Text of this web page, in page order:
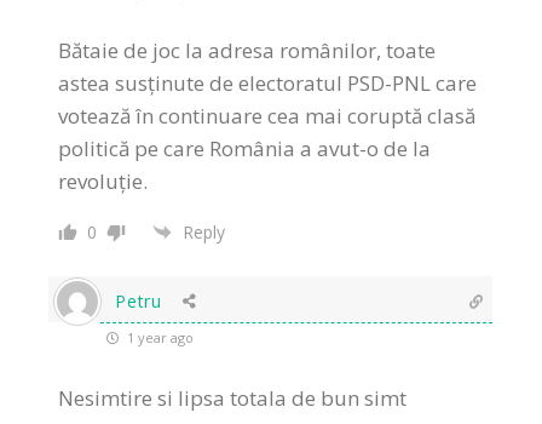
Bătaie de joc la adresa românilor, toate
astea susținute de electoratul PSD-PNL care
votează în continuare cea mai coruptă clasă
politică pe care România a avut-o de la
revoluție.
0 Reply
Petru
1 year ago
Nesimtire si lipsa totala de bun simt